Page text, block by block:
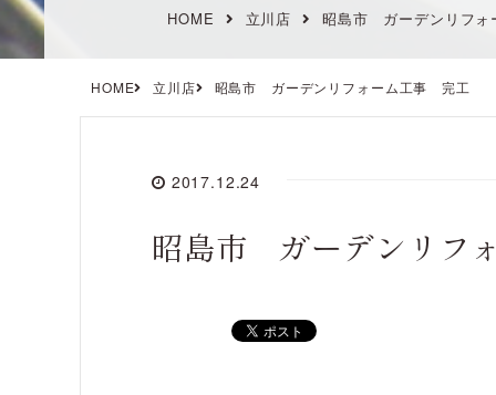
HOME 立川店 昭島市 ガーデンリフ
HOME 立川店 昭島市 ガーデンリフォーム工事 完工
2017.12.24
昭島市 ガーデンリフ